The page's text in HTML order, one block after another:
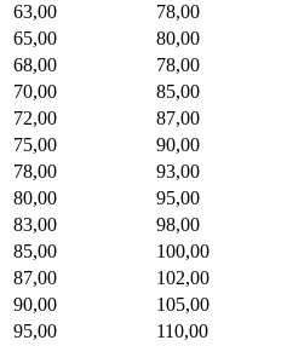
63,00
78,00
65,00
80,00
68,00
78,00
70,00
85,00
72,00
87,00
75,00
90,00
78,00
93,00
80,00
95,00
83,00
98,00
85,00
100,00
87,00
102,00
90,00
105,00
95,00
110,00